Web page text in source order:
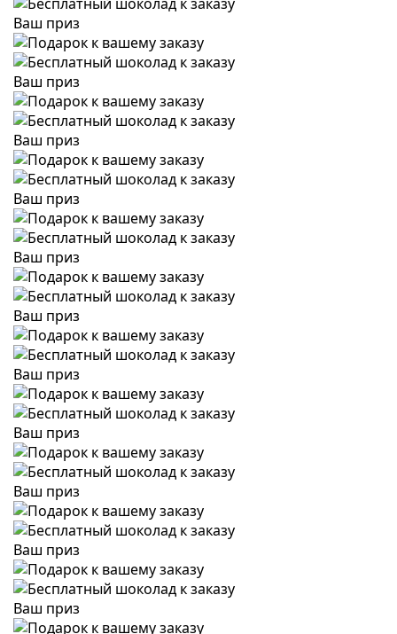
Ваш приз
Ваш приз
Ваш приз
Ваш приз
Ваш приз
Ваш приз
Ваш приз
Ваш приз
Ваш приз
Ваш приз
Ваш приз